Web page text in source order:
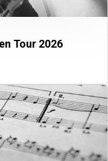
Tour 2026